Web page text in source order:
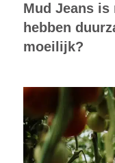
Mud Jeans is
hebben
moeilijk?